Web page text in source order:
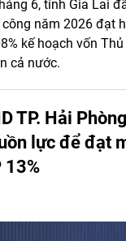
6, tỉnh Gia Lai
năm 2026 đạt
kế hoạch vốn
cả nước.
TP. Hải
lực để đạt
13%